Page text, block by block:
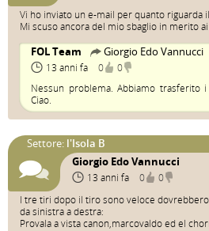
Vi ho inviato un e-mail per quanto riguarda
Mi scuso ancora del mio sbaglio in merito
FOL Team Giorgio Edo Vannucci
13 anni fa 0
0
Nessun problema. Abbiamo trasferito
Ciao.
Settore: l'Isola B
Giorgio Edo Vannucci
13 anni fa 0
0
I tre tiri dopo il tiro sono veloce
da sinistra a destra:
Provala a vista canon,marcovaldo ed el